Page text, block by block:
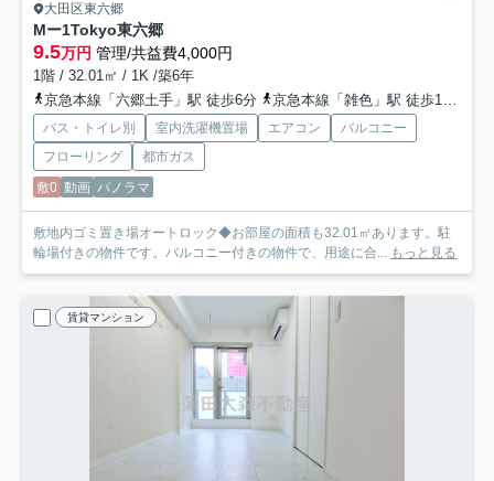
大田区東六郷
Mー1Tokyo東六郷
9.5万円 管理/共益費4,000円
1階 / 32.01㎡ / 1K /築6年
京急本線「六郷土手」駅 徒歩6分
京急本線「雑色」駅 徒歩16分
バス・トイレ別 室内洗濯機置場 エアコン
バルコニー
フローリング
都市ガス
敷0 動画 パノラマ
敷地内ゴミ置き場オートロック◆お部屋の面積も32.01㎡あります。駐
輪場付きの物件です。バルコニー付きの物件で、用途に合... もっと見る
賃貸マンション